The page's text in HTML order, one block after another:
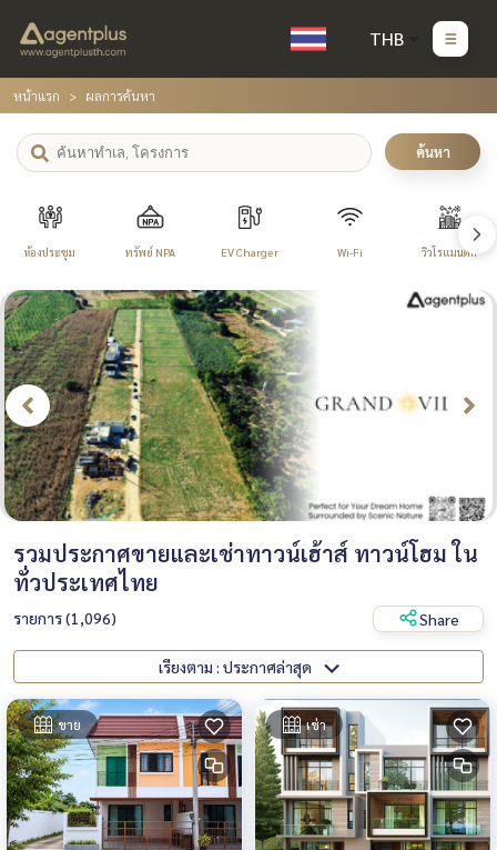
THB
หน้าแรก ผลการค้นหา
ค้นหา
ห้องประชุม ทรัพย์ NPA EV Charger Wi-Fi วิวโรแมนติก
รวมประกาศขายและเช่าทาวน์เฮ้าส์ ทาวน์โฮม ใน
ทั่วประเทศไทย
รายการ (1,096) Share
เรียงตาม : ประกาศล่าสุด
ขาย เช่า